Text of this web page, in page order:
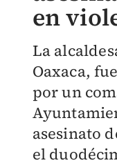
en
La
Oaxaca,
por un
asesinato
el